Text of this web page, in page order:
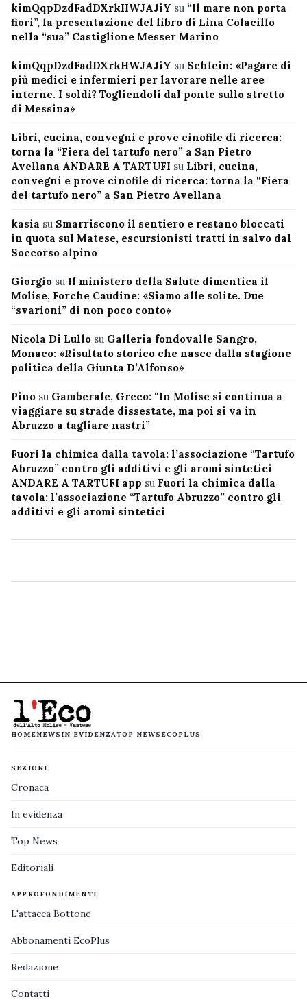
kimQqpDzdFadDXrkHWJAJiY su “Il mare non porta
fiori”, la presentazione del libro di Lina Colacillo
nella “sua” Castiglione Messer Marino
kimQqpDzdFadDXrkHWJAJiY su Schlein: «Pagare di
più medici e infermieri per lavorare nelle aree
interne. I soldi? Togliendoli dal ponte sullo stretto
di Messina»
Libri, cucina, convegni e prove cinofile di ricerca:
torna la “Fiera del tartufo nero” a San Pietro
Avellana ANDARE A TARTUFI su Libri, cucina,
convegni e prove cinofile di ricerca: torna la “Fiera
del tartufo nero” a San Pietro Avellana
kasia su Smarriscono il sentiero e restano bloccati
in quota sul Matese, escursionisti tratti in salvo dal
Soccorso alpino
Giorgio su Il ministero della Salute dimentica il
Molise, Forche Caudine: «Siamo alle solite. Due
“svarioni” di non poco conto»
Nicola Di Lullo su Galleria fondovalle Sangro,
Monaco: «Risultato storico che nasce dalla stagione
politica della Giunta D’Alfonso»
Pino su Gamberale, Greco: “In Molise si continua a
viaggiare su strade dissestate, ma poi si va in
Abruzzo a tagliare nastri”
Fuori la chimica dalla tavola: l’associazione “Tartufo
Abruzzo” contro gli additivi e gli aromi sintetici
ANDARE A TARTUFI app su Fuori la chimica dalla
tavola: l’associazione “Tartufo Abruzzo” contro gli
additivi e gli aromi sintetici
HOMENEWS IN EVIDENZATOP NEWS ECOPLUS
SEZIONI
Cronaca
In evidenza
Top News
Editoriali
APPROFONDIMENTI
L'attacca Bottone
Abbonamenti EcoPlus
Redazione
Contatti